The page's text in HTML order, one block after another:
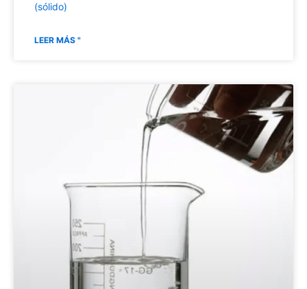
(sólido)
LEER MÁS "